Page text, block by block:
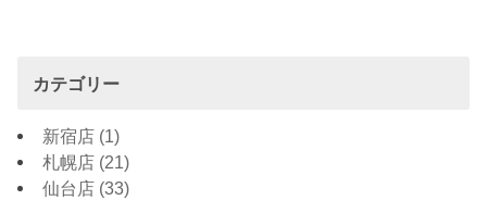
カテゴリー
新宿店 (1)
札幌店 (21)
仙台店 (33)